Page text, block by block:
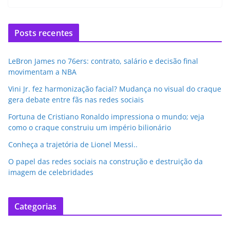
Posts recentes
LeBron James no 76ers: contrato, salário e decisão final
movimentam a NBA
Vini Jr. fez harmonização facial? Mudança no visual do craque
gera debate entre fãs nas redes sociais
Fortuna de Cristiano Ronaldo impressiona o mundo; veja
como o craque construiu um império bilionário
Conheça a trajetória de Lionel Messi..
O papel das redes sociais na construção e destruição da
imagem de celebridades
Categorias